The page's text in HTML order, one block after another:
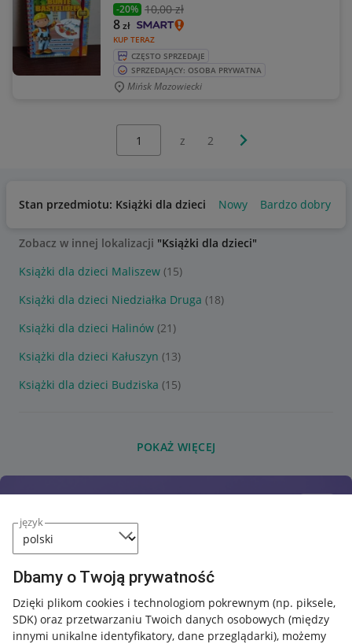
język
Dbamy o Twoją prywatność
Dzięki plikom cookies i technologiom pokrewnym (np. piksele,
SDK) oraz przetwarzaniu Twoich danych osobowych (między
innymi unikalne identyfikatory, dane przeglądarki), możemy
-20% 10,00 zł
KUP TERAZ
8zł
CZĘSTO SPRZEDAJE
SPRZEDAJĄCY: OSOBA PRYWATNA
Mińsk Mazowiecki
z 2 Następna strona
Stan przedmiotu: Książki dla dzieci Nowy Bardzo dobry
Zobacz w innej lokalizacji "Książki dla dzieci"
Książki dla dzieci Maliszew (15)
Książki dla dzieci Niedziałka Druga (18)
Książki dla dzieci Halinów (21)
Książki dla dzieci Kałuszyn (13)
Książki dla dzieci Budziska (15)
POKAŻ WIĘCEJ